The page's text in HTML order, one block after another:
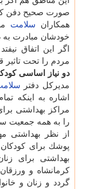
صورت صحیح دفن
همكاران سلامت
خودشان مبادرت به
اگر این اتفاق
مردم را تحت تاثیر
دو نیاز اساسی
مدیركل دفتر
اشاره به اینكه
مراكز بهداشتی
را به همه جمعیت
از نظر بهداشتی
پوشك برای
بهداشتی برای
كرمانشاه و
گردد و زنان و